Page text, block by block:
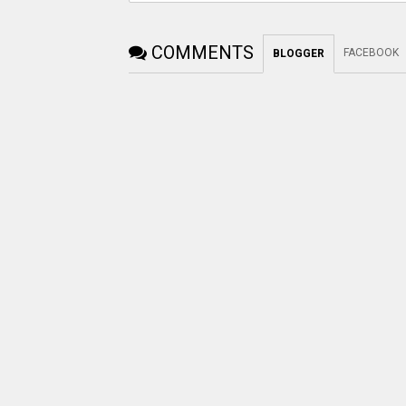
COMMENTS BLOGGER FACEBOOK